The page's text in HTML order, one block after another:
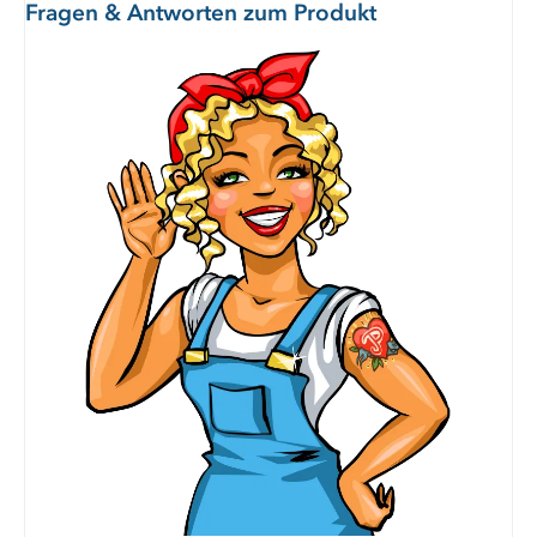
Mit unserer Gemüsebrühe - leckere Akzente
Besonders gut passt die Brühe natürlich zu Pilzgerichten aller
Art sowie zu Fleisch- oder Fischgerichten. Durch ihren
intensiven Geschmack wird jedes Gericht unvergesslich
Gemüsebrühe als heißer Snack für Unterwegs
Gemüsebrühe ist eine gesunde Alternative zu herkömmlichen
Fertigprodukten, die häufig viel Fett und Kalorien enthalten. Mit
nur 3 kcal pro 100 ml ist Gemüsebrühe eine perfekte Wahl für
alle, die über ihre Kalorienaufnahme wachen möchten.
Auch als Snack für das Büro oder unterwegs eignet sich
Gemüsebrühe hervorragend. Außerdem liefert sie Flüssigkeit
und ist daher besonders in heißen Sommermonaten sowie in
kalten Wintermonaten sehr empfehlenswert.
Gemüsebrühe lässt sich überall schnell und einfach
zubereiten. Als Ergänzung zum Mittagessen oder als
abendlicher Snack zwischendurch - die leckere Brühe passt
Fragen & Antworten zum Produkt